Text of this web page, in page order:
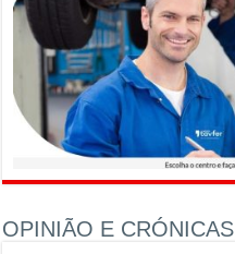
OPINIÃO E CRÓNICAS